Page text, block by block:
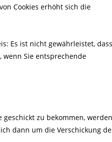
Cookies erhöht sich die
Es ist nicht gewährleistet, dass
wenn Sie entsprechende
zu bekommen, werden
dann um die Verschickung